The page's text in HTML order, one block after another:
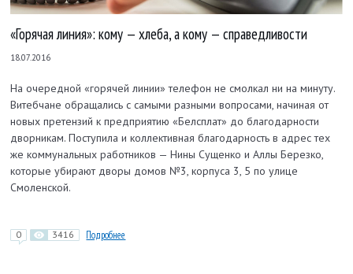
«Горячая линия»: кому — хлеба, а кому — справедливости
18.07.2016
На очередной «горячей линии» телефон не смолкал ни на минуту.
Витебчане обращались с самыми разными вопросами, начиная от
новых претензий к предприятию «Белсплат» до благодарности
дворникам. Поступила и коллективная благодарность в адрес тех
же коммунальных работников — Нины Сущенко и Аллы Березко,
которые убирают дворы домов №3, корпуса 3, 5 по улице
Смоленской.
0 3416 Подробнее